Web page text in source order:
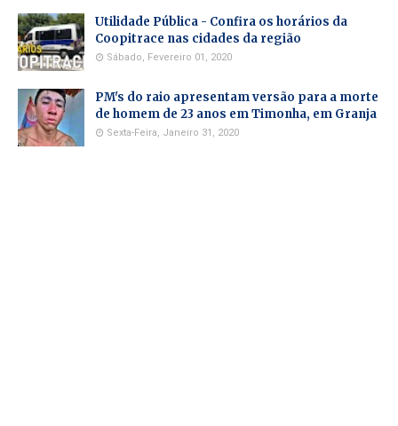
Utilidade Pública - Confira os horários da
Coopitrace nas cidades da região
Sábado, Fevereiro 01, 2020
PM's do raio apresentam versão para a morte
de homem de 23 anos em Timonha, em Granja
Sexta-Feira, Janeiro 31, 2020